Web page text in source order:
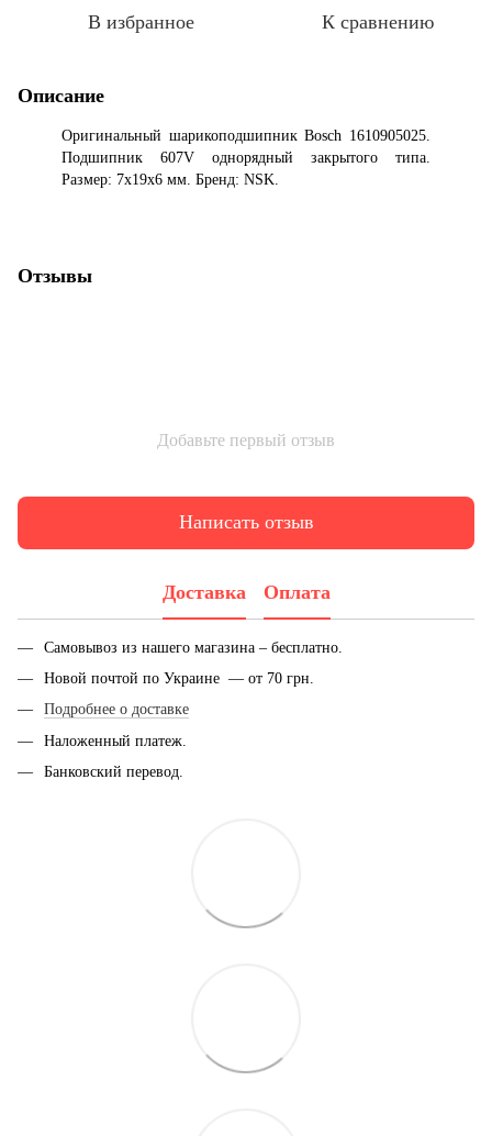
В избранное К сравнению
Описание
Оригинальный шарикоподшипник Bosch 1610905025.
Подшипник 607V однорядный закрытого типа.
Размер: 7x19x6 мм. Бренд: NSK.
Отзывы
Добавьте первый отзыв
Написать отзыв
Доставка Оплата
Самовывоз из нашего магазина – бесплатно.
Новой почтой по Украине — от 70 грн.
Подробнее о доставке
Наложенный платеж.
Банковский перевод.